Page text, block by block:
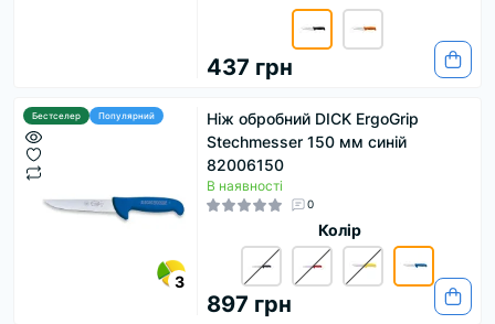
437 грн
Бестселер Популярний
3
Ніж обробний DICK ErgoGrip
Stechmesser 150 мм синій
82006150
В наявності
0
Колір
897 грн